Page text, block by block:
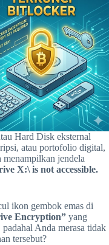
Hard Disk eksternal
atau portofolio digital,
jendela
X:\ is not accessible.
ikon gembok emas di
Encryption” yang
padahal Anda merasa tidak
tersebut?